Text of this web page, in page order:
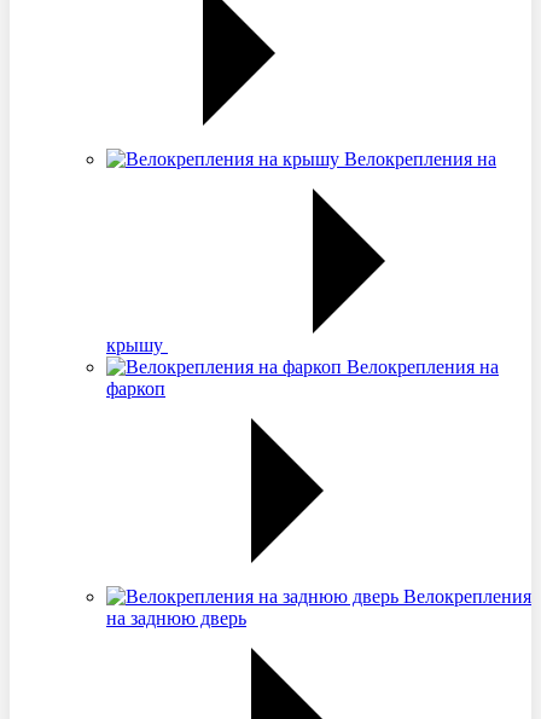
Велокрепления на
крышу
Велокрепления на
фаркоп
Велокрепления
на заднюю дверь